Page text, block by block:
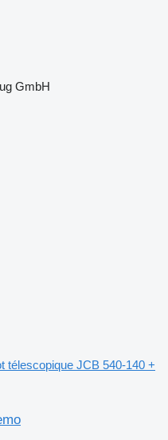
GmbH
télescopique JCB 540-140 +